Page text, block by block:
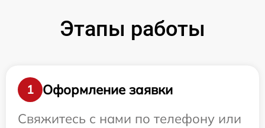
Этапы работы
1
Оформление заявки
Свяжитесь с нами по телефону или